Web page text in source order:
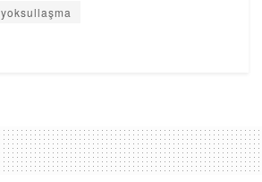
yoksullaşma